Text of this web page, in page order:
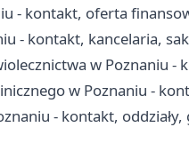
- kontakt, oferta
- kontakt, kancelaria,
w Poznaniu -
w Poznaniu -
- kontakt, oddziały,